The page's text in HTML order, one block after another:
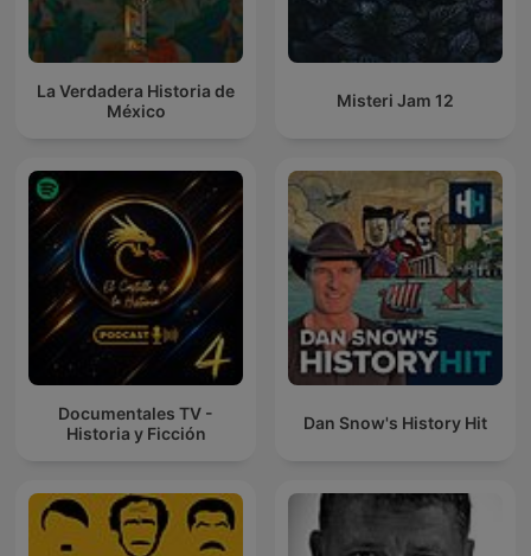
La Verdadera Historia de
México
Misteri Jam 12
Documentales TV -
Historia y Ficción
Dan Snow's History Hit